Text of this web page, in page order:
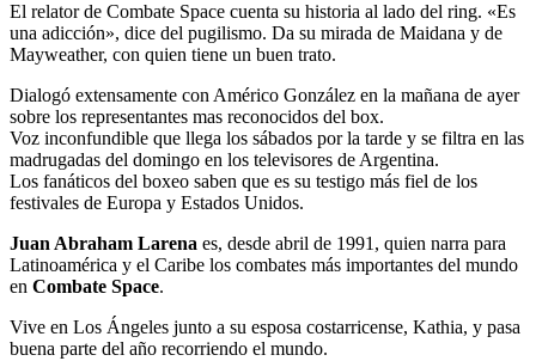
El relator de Combate Space cuenta su historia al lado del ring. «Es
una adicción», dice del pugilismo. Da su mirada de Maidana y de
Mayweather, con quien tiene un buen trato.
Dialogó extensamente con Américo González en la mañana de ayer
sobre los representantes mas reconocidos del box.
Voz inconfundible que llega los sábados por la tarde y se filtra en las
madrugadas del domingo en los televisores de Argentina.
Los fanáticos del boxeo saben que es su testigo más fiel de los
festivales de Europa y Estados Unidos.
Juan Abraham Larena es, desde abril de 1991, quien narra para
Latinoamérica y el Caribe los combates más importantes del mundo
en Combate Space.
Vive en Los Ángeles junto a su esposa costarricense, Kathia, y pasa
buena parte del año recorriendo el mundo.